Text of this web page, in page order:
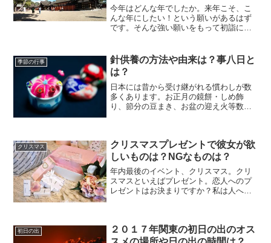
今年はどんな年でしたか。来年こそ、こ
んな年にしたい！という願いがあるはず
です。そんな強い願いをもって初詣に行
は、お賽銭箱に着いてから入れるように
しましょう。よくお賽銭を投...
季節の行事
針供養の方法や由来は？事八日と
は？
日本には昔から受け継がれる慣わしが数
多くあります。お正月の鏡餅・しめ飾
り、節分の豆まき、お盆の迎え火等数え
いもの等様々です。例えば、...
クリスマス
クリスマスプレゼントで彼女が欲
しいものは？NGなものは？
年内最後のイベント、クリスマス。クリ
スマスといえばプレゼント。恋人へのプ
レゼントはお決まりですか？私は人へ物
してアウトだっただろうか。...
初日の出
２０１７年関東の初日の出のオス